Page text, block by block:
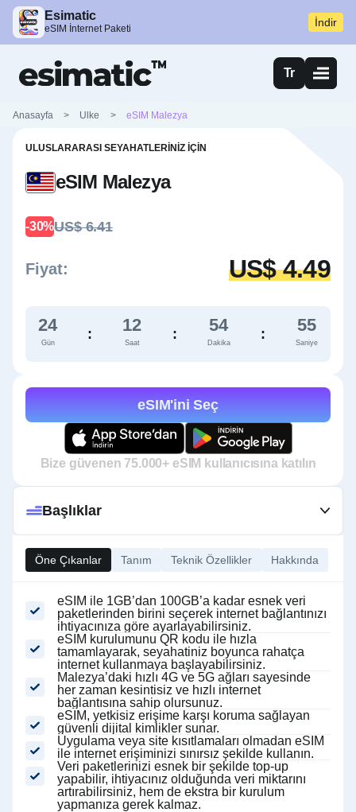
Esimatic
eSIM İnternet Paketi İndir
Tr
Anasayfa > Ulke > eSIM Malezya
ULUSLARARASI SEYAHATLERINIZ İÇIN
eSIM Malezya
-30%US$ 6.41
Fiyat: US$ 4.49
24
Gün
: 12
Saat
: 54
Dakika
: 54
Saniye
eSIM'ini Seç
Bize güvenen 75.000+ eSIM kullanıcısına katılın
Öne Çıkanlar Tanım Teknik Özellikler Hakkında
eSIM ile 1GB’dan 100GB’a kadar esnek veri
paketlerinden birini seçerek internet bağlantınızı
ihtiyacınıza göre ayarlayabilirsiniz.
eSIM kurulumunu QR kodu ile hızla
tamamlayarak, seyahatiniz boyunca rahatça
internet kullanmaya başlayabilirsiniz.
Malezya’daki hızlı 4G ve 5G ağları sayesinde
her zaman kesintisiz ve hızlı internet
bağlantısına sahip olursunuz.
eSIM, yetkisiz erişime karşı koruma sağlayan
güvenli dijital kimlikler sunar.
Uygulama veya site kısıtlamaları olmadan eSIM
ile internet erişiminizi sınırsız şekilde kullanın.
Veri paketlerinizi esnek bir şekilde top-up
yapabilir, ihtiyacınız olduğunda veri miktarını
artırabilirsiniz, hem de ekstra bir kurulum
yapmanıza gerek kalmaz.
Başlıklar